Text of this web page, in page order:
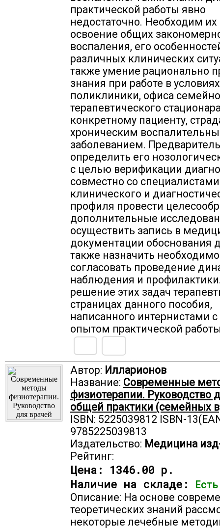
практической работы явно
недостаточно. Необходим их
освоение общих
воспаления, его
различных клинических
также умение рационально
знания при работе в условиях
поликлиники, офиса
терапевтического
конкретному пациенту,
хроническим
заболеванием.
определить его
с целью верификации
совместно со специалистами
клинического и
профиля провести
дополнительные
осуществить запись в
документации обоснования
также назначить
согласовать проведение
наблюдения и
решение этих задач
страницах данного пособия,
написанного интернистами
опытом практической
Автор: Илларионов
Название: Современные
физиотерапии. Руководство
общей практики (семейных
ISBN: 5225039812 ISBN-
9785225039813
Издательство: Медицина
Рейтинг:
Цена: 1346.00 р.
Наличие на складе:
Есть
Описание: На основе
теоретических знаний
некоторые лечебные